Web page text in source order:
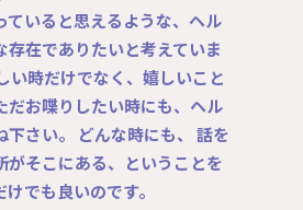
ていると思えるような、ヘル
存在でありたいと考えていま
い時だけでなく、嬉しいこと
だお喋りしたい時にも、ヘル
下さい。 どんな時にも、 話を
がそこにある、ということを
でも良いのです。